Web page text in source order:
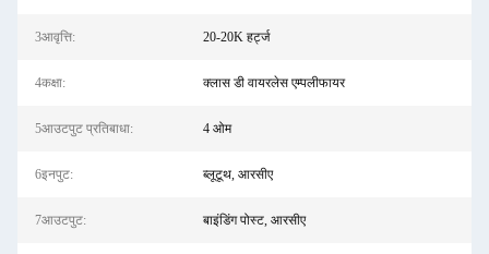
3आवृत्ति: 20-20K हर्ट्ज
4कक्षा: क्लास डी वायरलेस एम्पलीफायर
5आउटपुट प्रतिबाधा: 4 ओम
6इनपुट: ब्लूटूथ, आरसीए
7आउटपुट: बाइंडिंग पोस्ट, आरसीए